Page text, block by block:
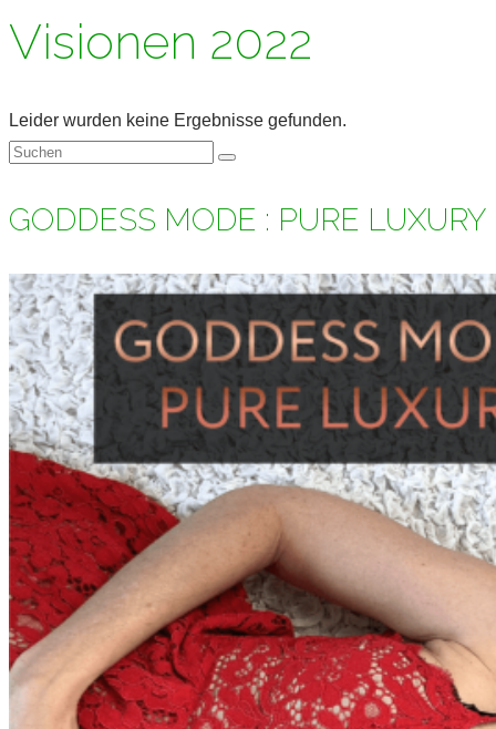
Visionen 2022
Leider wurden keine Ergebnisse gefunden.
Suchen
GODDESS MODE : PURE LUXURY